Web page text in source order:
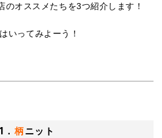
のオススメたちを3つ紹介します！
いってみよーう！
1． 柄ニット